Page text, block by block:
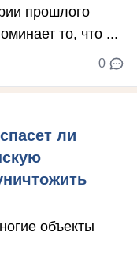
прошлого
то, что ...
0
ли
объекты